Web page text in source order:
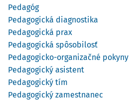
Pedagóg
Pedagogická diagnostika
Pedagogická prax
Pedagogická spôsobilosť
Pedagogicko-organizačné pokyny
Pedagogický asistent
Pedagogický tím
Pedagogický zamestnanec